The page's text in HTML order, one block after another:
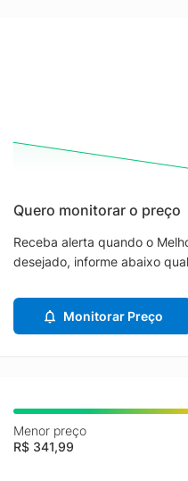
Quero monitorar o preço
Receba alerta quando o
desejado, informe abaixo
Monitorar Preço
Menor preço
R$ 341,99